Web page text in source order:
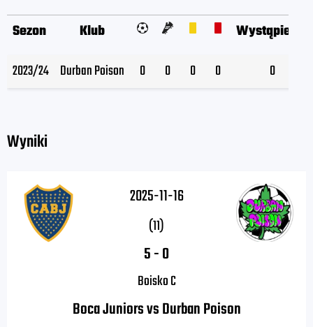
Sezon Klub
Wystąpienia
2023/24 Durban Poison 0 0 0 0 0
Wyniki
2025-11-16
(11)
5-0
Boisko C
Boca Juniors vs Durban Poison